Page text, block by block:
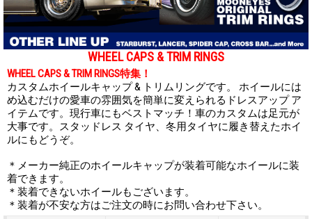
WHEEL CAPS & TRIM RINGS
WHEEL CAPS & TRIM RINGS特集！
カスタムホイールキャップ & トリムリングです。 ホイールには
め込むだけの愛車の雰囲気を簡単に変えられるドレスアップ ア
イテムです。現行車にもベストマッチ！車のカスタムは足元が
大事です。スタッドレス タイヤ、冬用タイヤに履き替えたホイ
ルにもどうぞ。
＊メーカー純正のホイールキャップが装着可能なホイールに装
着できます。
＊装着できないホイールもございます。
＊装着が不安な方はご注文の時にお問い合わせ下さい。